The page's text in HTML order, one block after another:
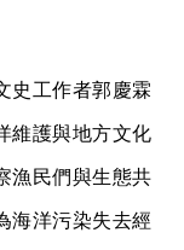
史工作者郭慶霖
維護與地方文化
漁民們與生態共
海洋污染失去經